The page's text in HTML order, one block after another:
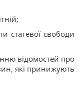
статевої свободи
відомостей про
які принижують